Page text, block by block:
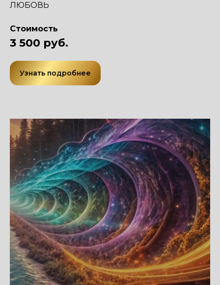
ЛЮБОВЬ
Стоимость
3 500 руб.
Узнать подробнее